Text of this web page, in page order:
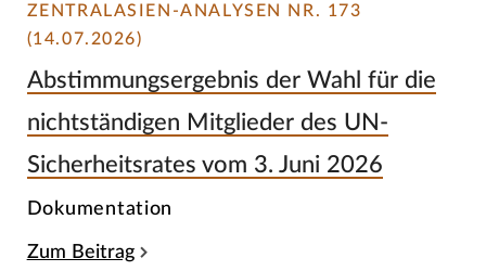
ZENTRALASIEN-ANALYSEN NR. 173
(14.07.2026)
Abstimmungsergebnis der Wahl für die
nichtständigen Mitglieder des UN-
Sicherheitsrates vom 3. Juni 2026
Dokumentation
Zum Beitrag